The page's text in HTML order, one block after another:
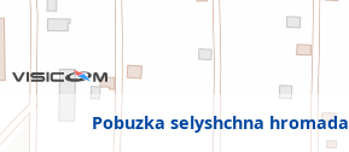
Pobuzka selyshchna hromada